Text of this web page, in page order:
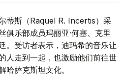
蒂斯（Raquel R. Incertis）采
俱乐部成员玛丽亚·何塞、克里
。受访者表示，迪玛希的音乐让
人走到一起，也激励他们前往世
哈萨克斯坦文化。